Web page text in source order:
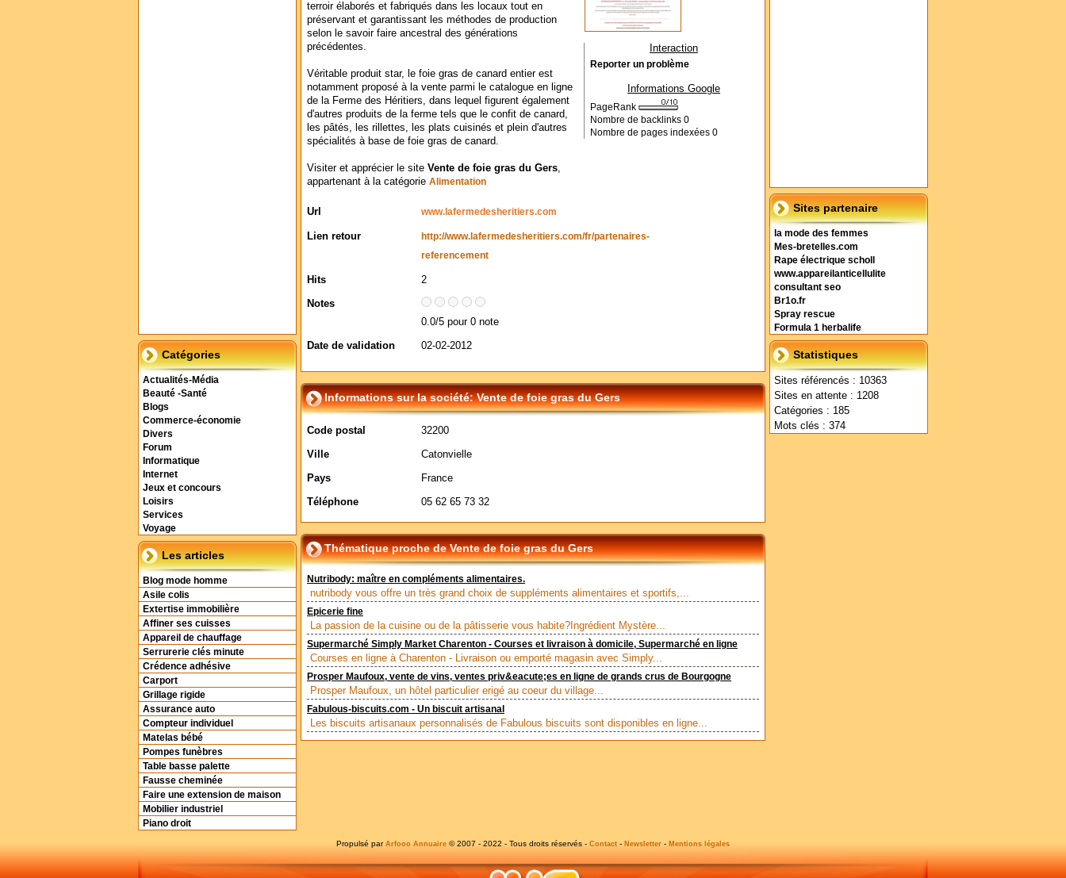
Catégories
Actualités-Média
Beauté -Santé
Blogs
Commerce-économie
Divers
Forum
Informatique
Internet
Jeux et concours
Loisirs
Services
Voyage
Les articles
Blog mode homme
Asile colis
Extertise immobilière
Affiner ses cuisses
Appareil de chauffage
Serrurerie clés minute
Crédence adhésive
Carport
Grillage rigide
Assurance auto
Compteur individuel
Matelas bébé
Pompes funèbres
Table basse palette
Fausse cheminée
Faire une extension de maison
Mobilier industriel
Piano droit
Sites partenaire
la mode des femmes
Mes-bretelles.com
Rape électrique scholl
www.appareilanticellulite
consultant seo
Br1o.fr
Spray rescue
Formula 1 herbalife
Statistiques
Sites référencés : 10363
Sites en attente : 1208
Catégories : 185
Mots clés : 374
terroir élaborés et fabriqués dans les locaux tout en
préservant et garantissant les méthodes de production
selon le savoir faire ancestral des générations
précédentes.
Véritable produit star, le foie gras de canard entier est
notamment proposé à la vente parmi le catalogue en ligne
de la Ferme des Héritiers, dans lequel figurent également
d'autres produits de la ferme tels que le confit de canard,
les pâtés, les rillettes, les plats cuisinés et plein d'autres
spécialités à base de foie gras de canard.
Visiter et apprécier le site Vente de foie gras du Gers,
appartenant à la catégorie Alimentation
Url www.lafermedesheritiers.com
Lien retour
http://www.lafermedesheritiers.com/fr/partenaires-
referencement
Hits
2
Notes
0.0/5 pour 0 note
Date de validation
02-02-2012
Interaction
Reporter un problème
Informations Google
PageRank
Nombre de backlinks 0
Nombre de pages indexées 0
Informations sur la société: Vente de foie gras du Gers
Code postal
32200
Ville
Catonvielle
Pays
France
Téléphone
05 62 65 73 32
Thématique proche de Vente de foie gras du Gers
Nutribody: maître en compléments alimentaires.
nutribody vous offre un très grand choix de suppléments alimentaires et sportifs,...
Epicerie fine
La passion de la cuisine ou de la pâtisserie vous habite?Ingrédient Mystère...
Supermarché Simply Market Charenton - Courses et livraison à domicile, Supermarché en ligne
Courses en ligne à Charenton - Livraison ou emporté magasin avec Simply...
Prosper Maufoux, vente de vins, ventes priv&eacute;es en ligne de grands crus de Bourgogne
Prosper Maufoux, un hôtel particulier erigé au coeur du village...
Fabulous-biscuits.com - Un biscuit artisanal
Les biscuits artisanaux personnalisés de Fabulous biscuits sont disponibles en ligne...
Propulsé par Arfooo Annuaire © 2007 - 2022 - Tous droits réservés - Contact - Newsletter - Mentions légales